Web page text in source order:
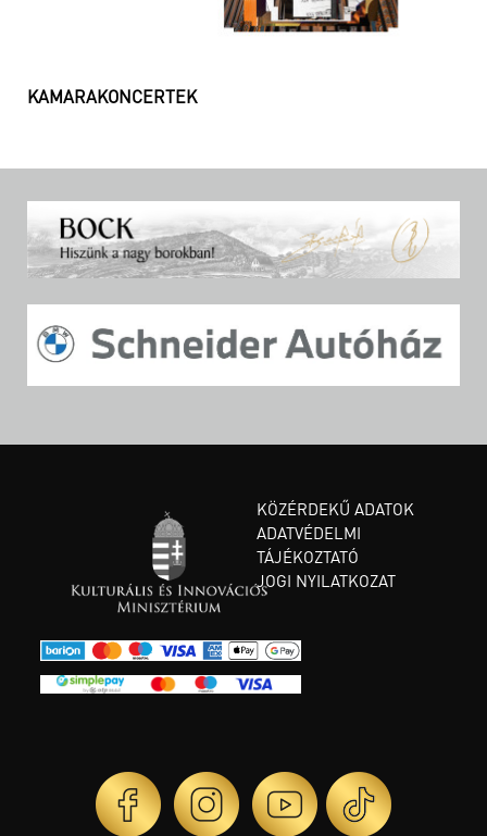
KAMARAKONCERTEK
KÖZÉRDEKŰ ADATOK
ADATVÉDELMI
TÁJÉKOZTATÓ
JOGI NYILATKOZAT